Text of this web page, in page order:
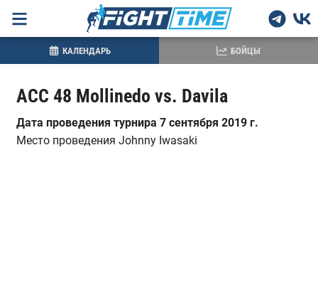
ACC 48 Mollinedo vs. Davila
Дата проведения турнира 7 сентября 2019 г.
Место проведения Johnny Iwasaki
КАЛЕНДАРЬ БОЙЦЫ